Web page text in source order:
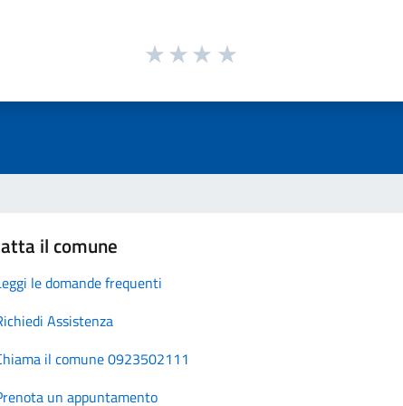
il comune
le domande frequenti
Assistenza
il comune 0923502111
un appuntamento